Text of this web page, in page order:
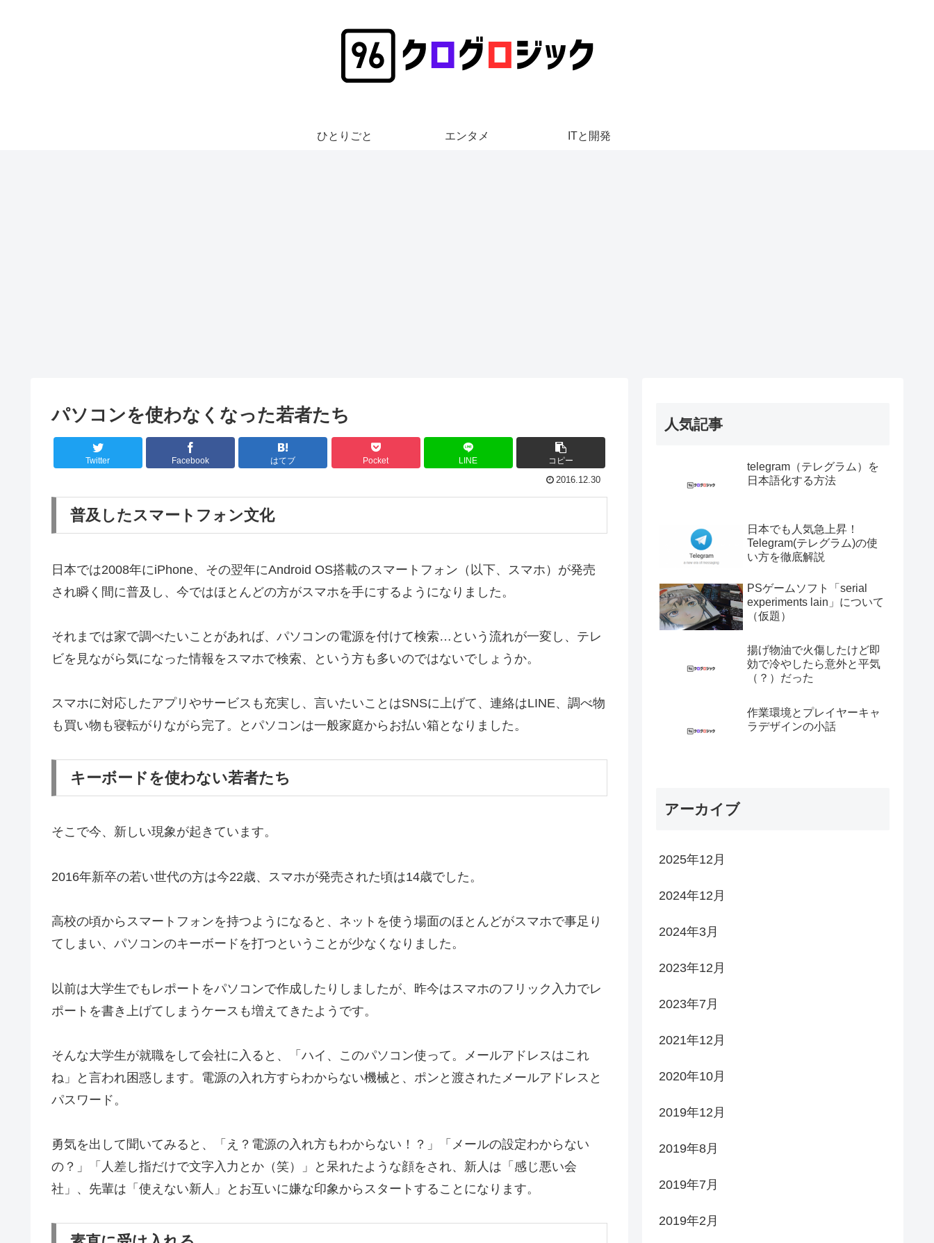
ひとりごと エンタメ ITと開発
パソコンを使わなくなった若者たち
Twitter Facebook はてブ Pocket LINE コピー
2016.12.30
普及したスマートフォン文化
日本では2008年にiPhone、その翌年にAndroid OS搭載のスマートフォン（以下、スマホ）が発売
され瞬く間に普及し、今ではほとんどの方がスマホを手にするようになりました。
それまでは家で調べたいことがあれば、パソコンの電源を付けて検索…という流れが一変し、テレ
ビを見ながら気になった情報をスマホで検索、という方も多いのではないでしょうか。
スマホに対応したアプリやサービスも充実し、言いたいことはSNSに上げて、連絡はLINE、調べ物
も買い物も寝転がりながら完了。とパソコンは一般家庭からお払い箱となりました。
キーボードを使わない若者たち
そこで今、新しい現象が起きています。
2016年新卒の若い世代の方は今22歳、スマホが発売された頃は14歳でした。
高校の頃からスマートフォンを持つようになると、ネットを使う場面のほとんどがスマホで事足り
てしまい、パソコンのキーボードを打つということが少なくなりました。
以前は大学生でもレポートをパソコンで作成したりしましたが、昨今はスマホのフリック入力でレ
ポートを書き上げてしまうケースも増えてきたようです。
そんな大学生が就職をして会社に入ると、「ハイ、このパソコン使って。メールアドレスはこれ
ね」と言われ困惑します。電源の入れ方すらわからない機械と、ポンと渡されたメールアドレスと
パスワード。
勇気を出して聞いてみると、「え？電源の入れ方もわからない！？」「メールの設定わからない
の？」「人差し指だけで文字入力とか（笑）」と呆れたような顔をされ、新人は「感じ悪い会
社」、先輩は「使えない新人」とお互いに嫌な印象からスタートすることになります。
人気記事
telegram（テレグラム）を
日本語化する方法
日本でも人気急上昇！
Telegram(テレグラム)の使
い方を徹底解説
PSゲームソフト「serial
experiments lain」について
（仮題）
揚げ物油で火傷したけど即
効で冷やしたら意外と平気
（？）だった
作業環境とプレイヤーキャ
ラデザインの小話
アーカイブ
2025年12月
2024年12月
2024年3月
2023年12月
2023年7月
2021年12月
2020年10月
2019年12月
2019年8月
2019年7月
2019年2月